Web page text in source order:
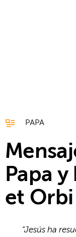
PAPA
Papa
et Orbi
“Jesús ha